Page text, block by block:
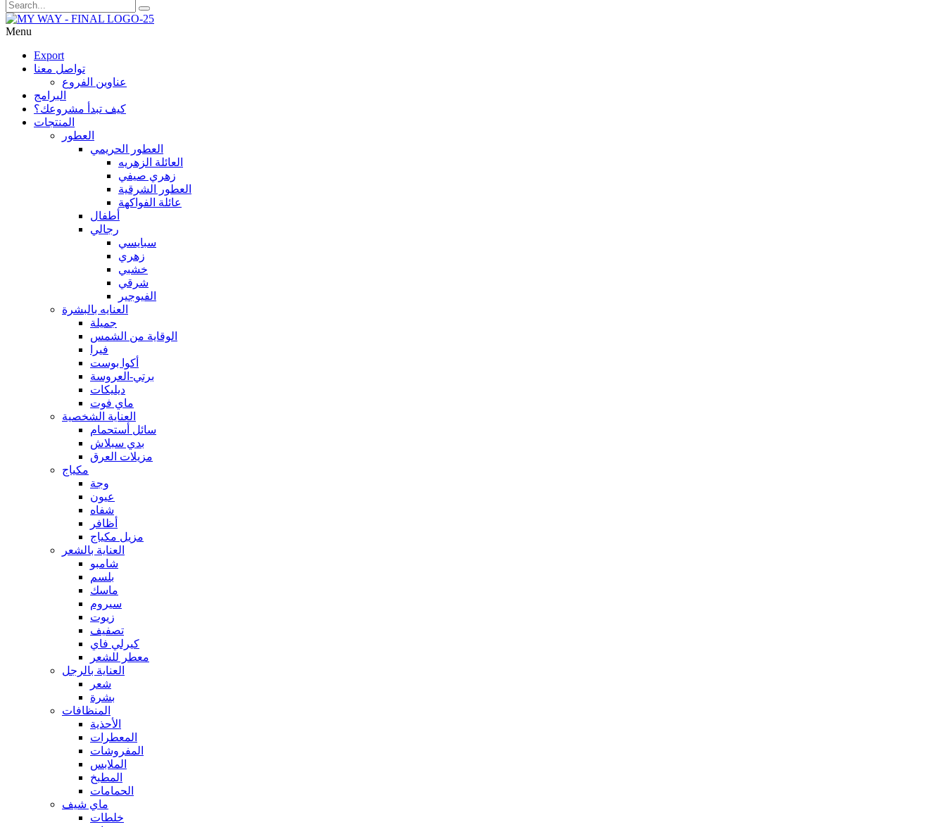
Menu
Export
تواصل معنا
عناوين الفروع
البرامج
كيف تبدأ مشروعك؟
المنتجات
العطور
العطور الحريمي
العائلة الزهريه
زهري صيفي
العطور الشرقية
عائلة الفواكهة
أطفال
رجالي
سبايسي
زهري
خشبي
شرقي
الفيوجير
العنايه بالبشرة
جميلة
الوقاية من الشمس
فيرا
أكوا بوست
برتي-العروسة
ديليكات
ماي فوت
العناية الشخصية
سائل أستحمام
بدي سبلاش
مزيلات العرق
مكياج
وجة
عيون
شفاه
أظافر
مزيل مكياج
العناية بالشعر
شامبو
بلسم
ماسك
سيروم
زيوت
تصفيف
كيرلي فاي
معطر للشعر
العناية بالرجل
شعر
بشرة
المنظافات
الأحذية
المعطرات
المفروشات
الملابس
المطبخ
الحمامات
ماي شيف
خلطات